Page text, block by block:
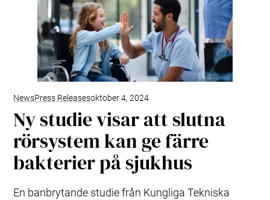
NewsPress Releasesoktober 4, 2024
Ny studie visar att slutna
rörsystem kan ge färre
bakterier på sjukhus
En banbrytande studie från Kungliga Tekniska